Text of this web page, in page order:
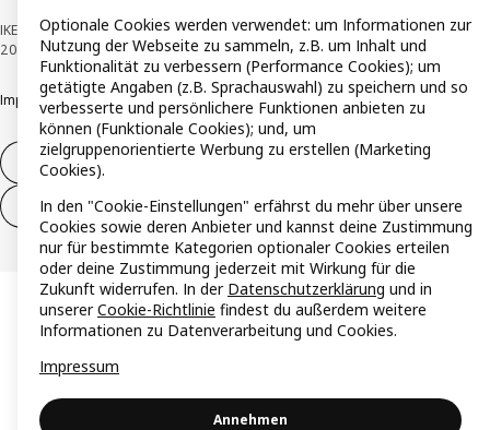
IKEA Österreich - Südring, 2334 Vösendorf © Inter IKEA Systems B.V. 1999-
2026
Impressum DatenschutzerklärungCookie Richtlinie Responsible Disclosure
Widerruf / Rückgabe
Widerrufsrecht ausüben (Services)
Optionale Cookies werden verwendet: um Informationen zur
Nutzung der Webseite zu sammeln, z.B. um Inhalt und
Funktionalität zu verbessern (Performance Cookies); um
getätigte Angaben (z.B. Sprachauswahl) zu speichern und so
verbesserte und persönlichere Funktionen anbieten zu
können (Funktionale Cookies); und, um
zielgruppenorientierte Werbung zu erstellen (Marketing
Cookies).
In den "Cookie-Einstellungen" erfährst du mehr über unsere
Cookies sowie deren Anbieter und kannst deine Zustimmung
nur für bestimmte Kategorien optionaler Cookies erteilen
oder deine Zustimmung jederzeit mit Wirkung für die
Zukunft widerrufen. In der Datenschutzerklärung und in
unsererCookie-Richtlinie findest du außerdem weitere
Informationen zu Datenverarbeitung und Cookies.
Impressum
Annehmen